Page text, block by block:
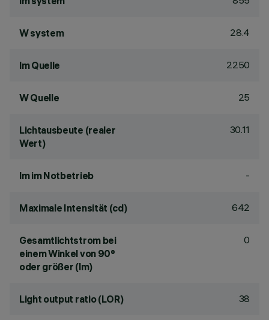
W system 28.4
lm Quelle 2250
W Quelle 25
Lichtausbeute (realer
Wert)
30.11
lm im Notbetrieb -
Maximale Intensität (cd) 642
Gesamtlichtstrom bei
einem Winkel von 90°
oder größer (lm)
0
Light output ratio (LOR) 38